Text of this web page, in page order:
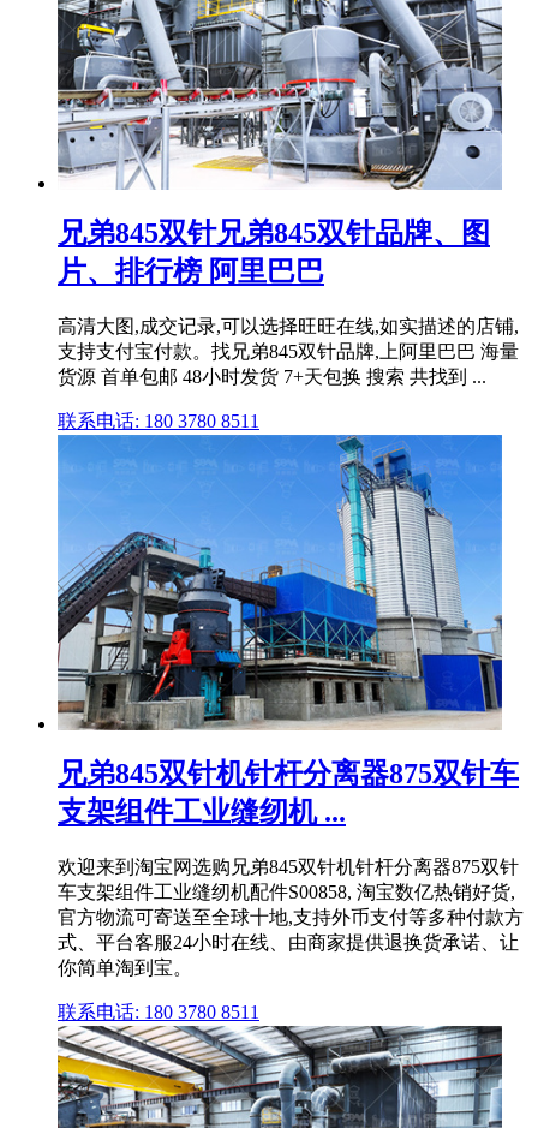
兄弟845双针兄弟845双针品牌、图
片、排行榜 阿里巴巴
高清大图,成交记录,可以选择旺旺在线,如实描述的店铺,
支持支付宝付款。找兄弟845双针品牌,上阿里巴巴 海量
货源 首单包邮 48小时发货 7+天包换 搜索 共找到 ...
联系电话: 180 3780 8511
兄弟845双针机针杆分离器875双针车
支架组件工业缝纫机 ...
欢迎来到淘宝网选购兄弟845双针机针杆分离器875双针
车支架组件工业缝纫机配件S00858, 淘宝数亿热销好货,
官方物流可寄送至全球十地,支持外币支付等多种付款方
式、平台客服24小时在线、由商家提供退换货承诺、让
你简单淘到宝。
联系电话: 180 3780 8511